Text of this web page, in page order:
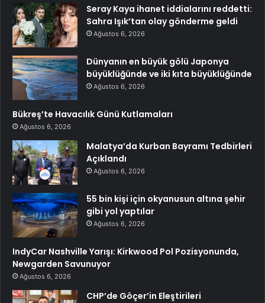
Seray Kaya ihanet iddialarını reddetti:
Sahra Işık’tan olay gönderme geldi
Ağustos 6, 2026
Dünyanın en büyük gölü Japonya
büyüklüğünde ve iki kıta büyüklüğünde
Ağustos 6, 2026
Bükreş’te Havacılık Günü Kutlamaları
Ağustos 6, 2026
Malatya’da Kurban Bayramı Tedbirleri
Açıklandı
Ağustos 6, 2026
55 bin kişi için okyanusun altına şehir
gibi yol yaptılar
Ağustos 6, 2026
IndyCar Nashville Yarışı: Kirkwood Pol Pozisyonunda,
Newgarden Savunuyor
Ağustos 6, 2026
CHP’de Göçer’in Eleştirileri